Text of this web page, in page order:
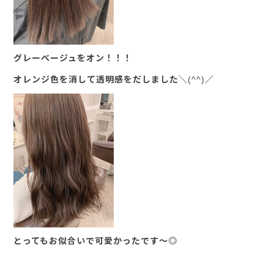
グレーベージュをオン！！！
オレンジ色を消して透明感をだしました＼(^^)／
とってもお似合いで可愛かったです～◎